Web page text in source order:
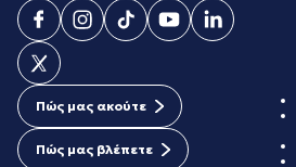
Πώς μας ακούτε
Πώς μας βλέπετε